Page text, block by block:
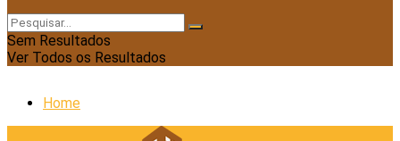
Sem Resultados
Ver Todos os Resultados
Home